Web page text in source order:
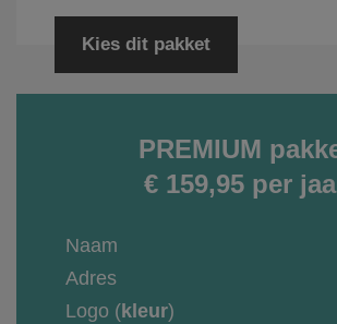
Kies dit pakket
PREMIUM
€ 159,95 per
Naam
Adres
Logo ( kleur)